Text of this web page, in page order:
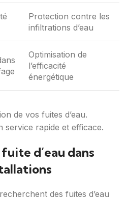
Protection contre les
infiltrations d’eau
Optimisation de
l’efficacité
énergétique
de vos fuites d’eau.
rapide et efficace.
d’eau dans
des fuites d’eau